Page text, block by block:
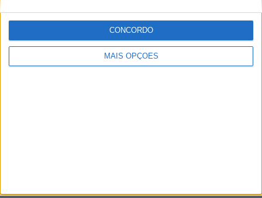
MAIS OPÇÕES
CONCORDO
À cruz